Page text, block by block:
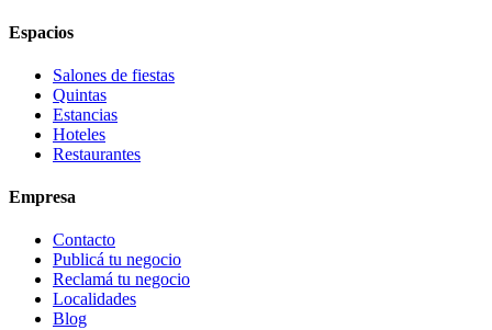
Espacios
Salones de fiestas
Quintas
Estancias
Hoteles
Restaurantes
Empresa
Contacto
Publicá tu negocio
Reclamá tu negocio
Localidades
Blog